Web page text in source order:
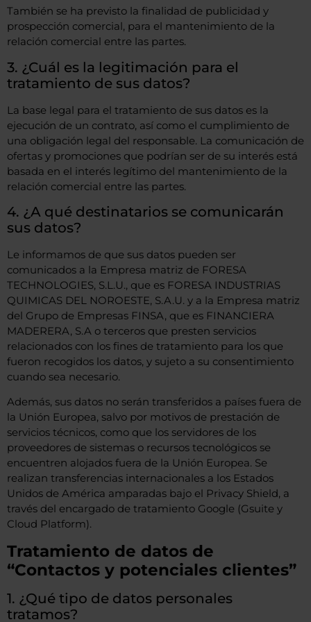
También se ha previsto la finalidad de publicidad y
prospección comercial, para el mantenimiento de la
relación comercial entre las partes.
3. ¿Cuál es la legitimación para el
tratamiento de sus datos?
La base legal para el tratamiento de sus datos es la
ejecución de un contrato, así como el cumplimiento de
una obligación legal del responsable. La comunicación de
ofertas y promociones que podrían ser de su interés está
basada en el interés legítimo del mantenimiento de la
relación comercial entre las partes.
4. ¿A qué destinatarios se comunicarán
sus datos?
Le informamos de que sus datos pueden ser
comunicados a la Empresa matriz de FORESA
TECHNOLOGIES, S.L.U., que es FORESA INDUSTRIAS
QUIMICAS DEL NOROESTE, S.A.U. y a la Empresa matriz
del Grupo de Empresas FINSA, que es FINANCIERA
MADERERA, S.A o terceros que presten servicios
relacionados con los fines de tratamiento para los que
fueron recogidos los datos, y sujeto a su consentimiento
cuando sea necesario.
Además, sus datos no serán transferidos a países fuera de
la Unión Europea, salvo por motivos de prestación de
servicios técnicos, como que los servidores de los
proveedores de sistemas o recursos tecnológicos se
encuentren alojados fuera de la Unión Europea. Se
realizan transferencias internacionales a los Estados
Unidos de América amparadas bajo el Privacy Shield, a
través del encargado de tratamiento Google (Gsuite y
Cloud Platform).
Tratamiento de datos de
“Contactos y potenciales clientes”
1. ¿Qué tipo de datos personales
tratamos?